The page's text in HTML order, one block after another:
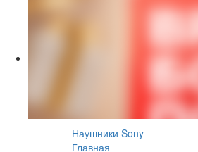
Наушники Sony
Главная